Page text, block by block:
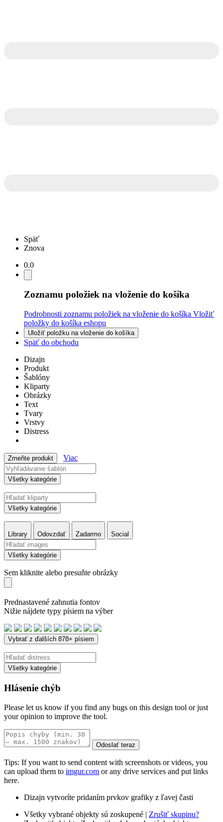
Späť
Znova
0.0
Zoznamu položiek na vloženie do košíka
Podrobnosti zoznamu položiek na vloženie do košíka Vložiť
položky do košíka eshopu
Uložiť položku na vloženie do košíka
Späť do obchodu
Dizajn
Produkt
Šablóny
Kliparty
Obrázky
Text
Tvary
Vrstvy
Distress
Zmeňte produkt Viac
Všetky kategórie
Všetky kategórie
Library Odovzdať Zadarmo Social
Všetky kategórie
Sem kliknite alebo presuňte obrázky
Prednastavené zahnutia fontov
Nižie nájdete typy písiem na výber
Vybrať z ďalších 878+ písiem
Všetky kategórie
Hlásenie chýb
Please let us know if you find any bugs on this design tool or just
your opinion to improve the tool.
Odoslať teraz
Tips: If you want to send content with screenshots or videos, you
can upload them to imgur.com or any drive services and put links
here.
Dizajn vytvoríte pridaním prvkov grafiky z ľavej časti
Všetky vybrané objekty sú zoskupené | Zrušiť skupinu?